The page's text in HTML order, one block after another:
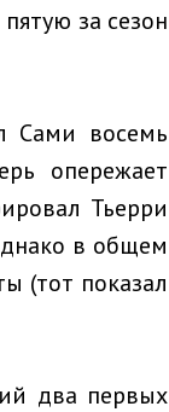
за сезон
Сами восемь
опережает
Тьерри
в общем
(тот показал
два первых